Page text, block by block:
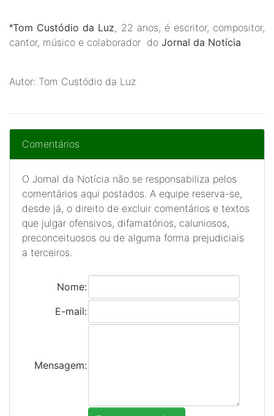
*Tom Custódio da Luz, 22 anos, é escritor, compositor,
cantor, músico e colaborador do Jornal da Notícia
Autor: Tom Custódio da Luz
Comentários
O Jornal da Notícia não se responsabiliza pelos
comentários aqui postados. A equipe reserva-se,
desde já, o direito de excluir comentários e textos
que julgar ofensivos, difamatórios, caluniosos,
preconceituosos ou de alguma forma prejudiciais
a terceiros.
Nome:
E-mail:
Mensagem: